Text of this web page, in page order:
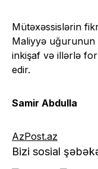
Mütəxəssislərin
Maliyyə uğurunun
inkişaf və illərlə
edir.
Samir Abdulla
AzPost.az
Bizi sosial